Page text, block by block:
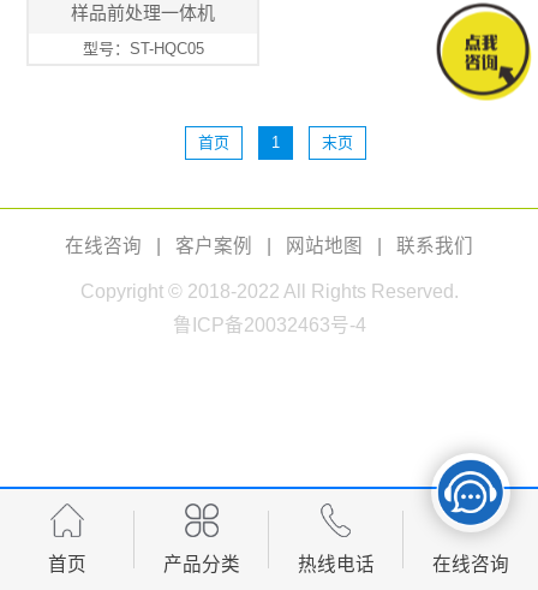
样品前处理一体机
型号：ST-HQC05
首页 1 末页
在线咨询 客户案例 网站地图 联系我们
Copyright © 2018-2022 All Rights Reserved.
鲁ICP备20032463号-4
首页 产品分类 热线电话 在线咨询